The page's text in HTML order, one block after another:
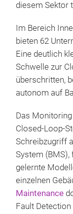
diesem Sektor
Im Bereich
bieten 62
Eine deutlich
Schwelle zur
überschritten,
autonom auf
Das
Closed-Loop-
Schreibzugriff
System
gelernte
einzelnen
Maintenance
Fault